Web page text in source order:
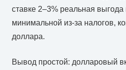
ставке 2–3% реальная
минимальной из-за налогов,
доллара.
Вывод простой: долларовый